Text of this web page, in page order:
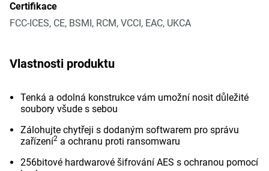
Certifikace
FCC-ICES, CE, BSMI, RCM, VCCI, EAC, UKCA
Vlastnosti produktu
Tenká a odolná konstrukce vám umožní nosit důležité
soubory všude s sebou
Zálohujte chytřeji s dodaným softwarem pro správu
zařízení2 a ochranu proti ransomwaru
256bitové hardwarové šifrování AES s ochranou pomocí